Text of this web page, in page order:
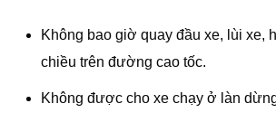
Không bao giờ quay đầu xe, lùi xe,
chiều trên đường cao tốc.
Không được cho xe chạy ở làn